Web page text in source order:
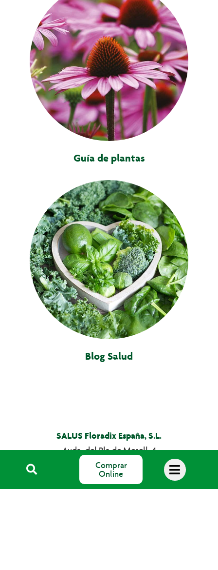
Comprar
Online
Guía de plantas
Blog Salud
SALUS Floradix España, S.L.
Avda. del Pla de Mesell, 4
03560 EL CAMPELLO (Alicante)
email: info@salus.es